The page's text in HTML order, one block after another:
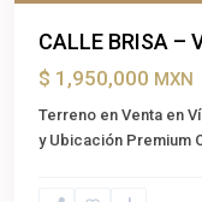
CALLE BRISA –
$ 1,950,000 MXN
Terreno en Venta en
y Ubicación Premium